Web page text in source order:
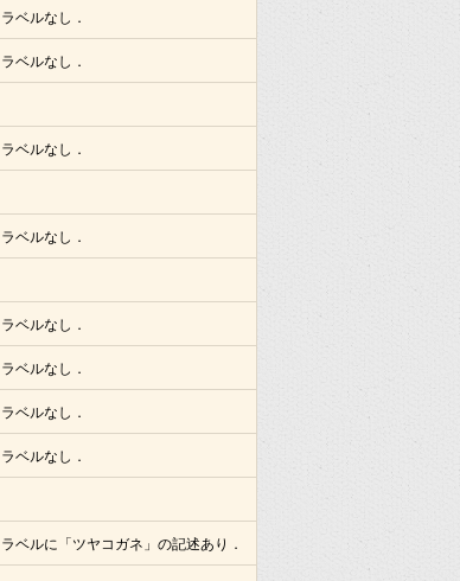
ラベルなし．
ラベルなし．
ラベルなし．
ラベルなし．
ラベルなし．
ラベルなし．
ラベルなし．
ラベルなし．
ラベルに「ツヤコガネ」の記述あり．